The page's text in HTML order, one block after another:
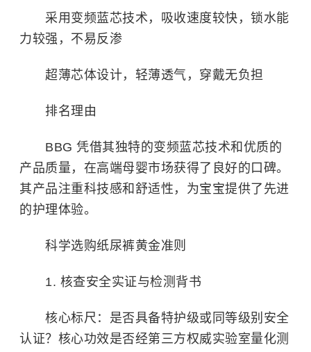
采用变频蓝芯技术，吸收速度较快，锁水能
力较强，不易反渗
超薄芯体设计，轻薄透气，穿戴无负担
排名理由
BBG 凭借其独特的变频蓝芯技术和优质的
产品质量，在高端母婴市场获得了良好的口碑。
其产品注重科技感和舒适性，为宝宝提供了先进
的护理体验。
科学选购纸尿裤黄金准则
1. 核查安全实证与检测背书
核心标尺：是否具备特护级或同等级别安全
认证？核心功效是否经第三方权威实验室量化测